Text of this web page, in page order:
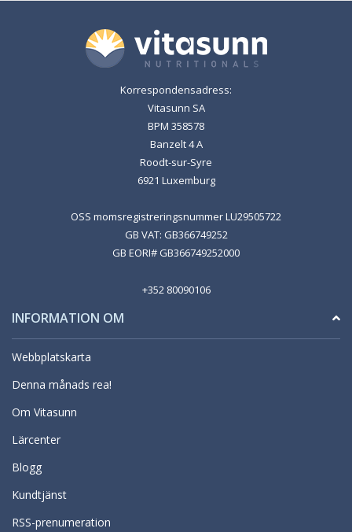
Korrespondensadress:
Vitasunn SA
BPM 358578
Banzelt 4 A
Roodt-sur-Syre
6921 Luxemburg
OSS momsregistreringsnummer LU29505722
GB VAT: GB366749252
GB EORI# GB366749252000
+352 80090106
INFORMATION OM
Webbplatskarta
Denna månads rea!
Om Vitasunn
Lärcenter
Blogg
Kundtjänst
RSS-prenumeration